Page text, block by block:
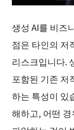
생성 AI를 비즈
점은 타인의 저
리스크입니다.
포함된 기존 저
하는 특성이 있
해하고, 어떤 경